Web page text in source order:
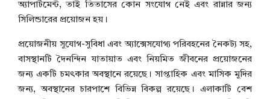
অ্যাপার্টমেন্ট, তাই তিতাসের কোন সংযোগ নেই এবং রান্নার জন্য
সিলিন্ডারের প্রয়োজন হয়।
প্রয়োজনীয় সুযোগ-সুবিধা এবং অ্যাক্সেসযোগ্য পরিবহনের নৈকট্য সহ,
বাসস্থানটি দৈনন্দিন যাতায়াত এবং নিয়মিত জীবনের প্রয়োজনের
জন্য একটি চমৎকার অবস্থানে রয়েছে। সাপ্তাহিক এবং মাসিক মুদির
জন্য, অবস্থানের চারপাশে বিভিন্ন বিকল্প রয়েছে। এলাকাটি বেশ